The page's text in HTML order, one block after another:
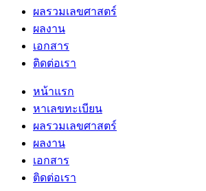
ผลรวมเลขศาสตร์
ผลงาน
เอกสาร
ติดต่อเรา
หน้าแรก
หาเลขทะเบียน
ผลรวมเลขศาสตร์
ผลงาน
เอกสาร
ติดต่อเรา